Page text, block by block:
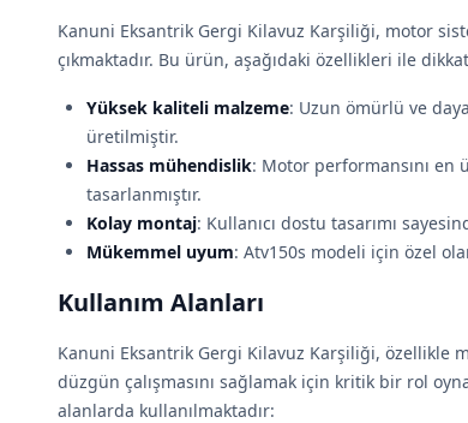
Kanuni Eksantrik Gergi Kilavuz Karşiliği, motor
çıkmaktadır. Bu ürün, aşağıdaki özellikleri ile
Yüksek kaliteli malzeme: Uzun ömürlü ve
üretilmiştir.
Hassas mühendislik: Motor performansını en
tasarlanmıştır.
Kolay montaj: Kullanıcı dostu tasarımı
Mükemmel uyum: Atv150s modeli için özel
Kullanım Alanları
Kanuni Eksantrik Gergi Kilavuz Karşiliği, özellikle
düzgün çalışmasını sağlamak için kritik bir rol
alanlarda kullanılmaktadır: